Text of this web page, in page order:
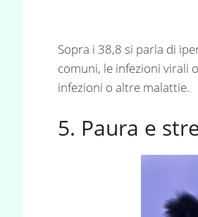
Sopra i 38,8 si parla di
comuni, le infezioni virali
infezioni o altre malattie.
5. Paura e